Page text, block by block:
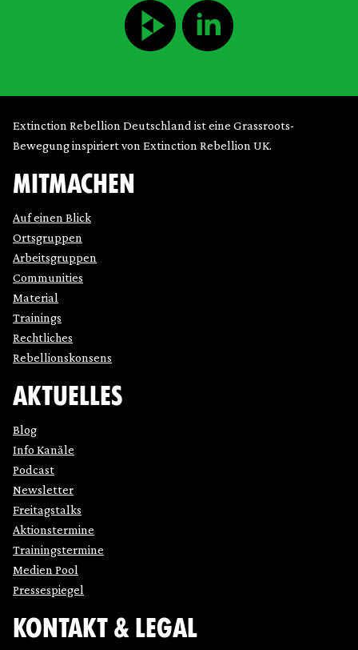
Extinction Rebellion Deutschland ist eine Grassroots-
Bewegung inspiriert von Extinction Rebellion UK.
MITMACHEN
Auf einen Blick
Ortsgruppen
Arbeitsgruppen
Communities
Material
Trainings
Rechtliches
Rebellionskonsens
AKTUELLES
Blog
Info Kanäle
Podcast
Newsletter
Freitagstalks
Aktionstermine
Trainingstermine
Medien Pool
Pressespiegel
KONTAKT & LEGAL